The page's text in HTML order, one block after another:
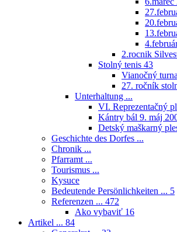
2.rocnik
Stolný tenis 43
Vianočný
27. ročník
Unterhaltung ...
VI. Reprezentačný
Kántry bál 9. máj
Detský maškarný
Geschichte des Dorfes ...
Chronik ...
Pfarramt ...
Tourismus ...
Kysuce
Bedeutende Persönlichkeiten ... 5
Referenzen ... 472
Ako vybaviť 16
Artikel ... 84